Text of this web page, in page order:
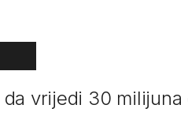
vrijedi 30 milijuna